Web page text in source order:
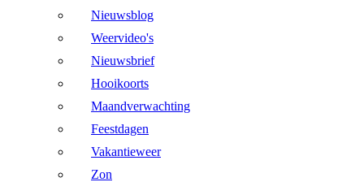
Nieuwsblog
Weervideo's
Nieuwsbrief
Hooikoorts
Maandverwachting
Feestdagen
Vakantieweer
Zon